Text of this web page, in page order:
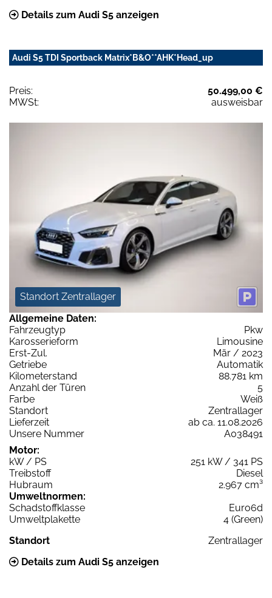
Details zum Audi S5 anzeigen
Audi S5 TDI Sportback Matrix*B&O**AHK*Head_up
Preis:
50.499,00 €
MWSt:
ausweisbar
Standort Zentrallager
Allgemeine Daten:
Fahrzeugtyp
Pkw
Karosserieform
Limousine
Erst-Zul.
Mär / 2023
Getriebe
Automatik
Kilometerstand
88.781 km
Anzahl der Türen
5
Farbe
Weiß
Standort
Zentrallager
Lieferzeit
ab ca. 11.08.2026
Unsere Nummer
A038491
Motor:
kW / PS
251 kW / 341 PS
Treibstoff
Diesel
Hubraum
2.967 cm³
Umweltnormen:
Schadstoffklasse
Euro6d
Umweltplakette
4 (Green)
Standort
Zentrallager
Details zum Audi S5 anzeigen